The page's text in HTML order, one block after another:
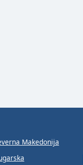
Makedonija